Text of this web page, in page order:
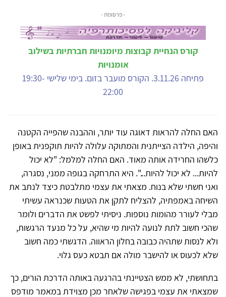
- פרסומת -
קורס הנחיית קבוצות מיומנויות חברתיות בשילוב
אומנויות
פתיחה 3.11.26. הקורס מועבר בזום. בימי שלישי 19:30-
22:00
האם החלה להראות דאוגה עוד יותר, וההבנה שהפייה הקטנה
והיפה, הילדה הצייתנית והמתוקה עלולה להיות תוקפנית באופן
כלשהו החרידה אותה מאוד. האם החלה למלמל: "לא יכול
להיות... לא יכול להיות...". היא התרחקה בגופה ממני, נסגרה,
ואני חשתי שלא בנוח. מצאתי את עצמי מתלבטת כיצד לנתב את
השיחה באמפתיה, להצליח לתקן את הטעות שכנראה עשיתי
מבלי לעורר מהומות נוספות. ניסיתי לפשט את הדברים ולומר
שהכי חשוב לתת לנועה להיות מי שהיא, על כל מנעד הרגשות,
ולא לנסות שתהיה כבובה בחלון הראווה. הדגשתי כמה חשוב
שלא לכעוס או להישבר מולה אם תבטא כעס גלוי.
בתחושתי, לא ממש הצטיינתי בהרגעה באותה הדרכת הורים, כך
שמצאתי את עצמי בפגישה שלאחר מכן מצוידת במאמר מודפס